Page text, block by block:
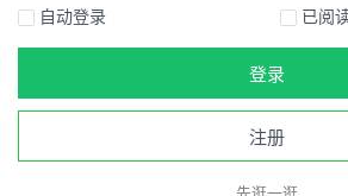
自动登录
已阅
登录
注册